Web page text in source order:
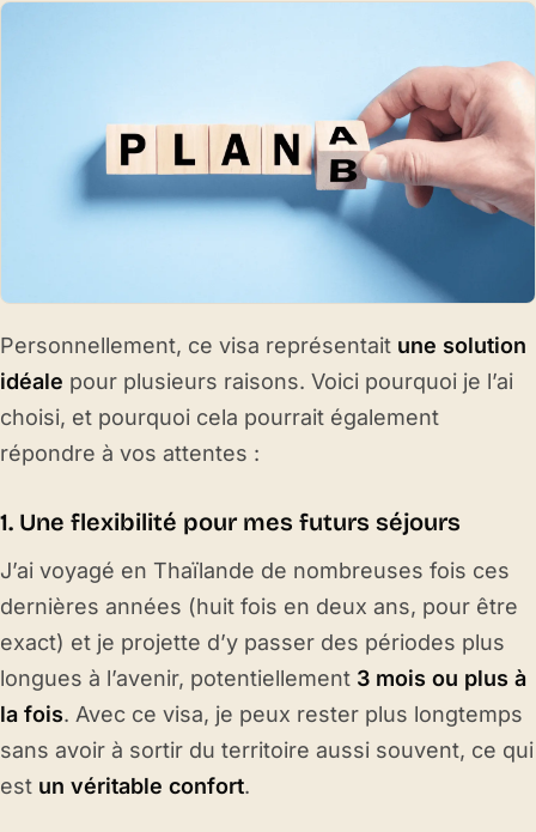
Personnellement, ce visa représentait une solution
idéale pour plusieurs raisons. Voici pourquoi je l’ai
choisi, et pourquoi cela pourrait également
répondre à vos attentes :
1. Une flexibilité pour mes futurs séjours
J’ai voyagé en Thaïlande de nombreuses fois ces
dernières années (huit fois en deux ans, pour être
exact) et je projette d’y passer des périodes plus
longues à l’avenir, potentiellement 3 mois ou plus à
la fois. Avec ce visa, je peux rester plus longtemps
sans avoir à sortir du territoire aussi souvent, ce qui
est un véritable confort.